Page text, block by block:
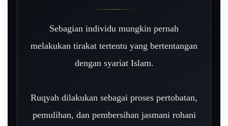
Sebagian individu mungkin pernah
melakukan tirakat tertentu yang bertentangan
dengan syariat Islam.
Ruqyah dilakukan sebagai proses pertobatan,
pemulihan, dan pembersihan jasmani rohani